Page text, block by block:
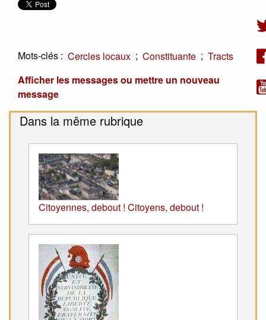
Mots-clés : Cercles locaux ; Constituante ; Tracts
Afficher les messages ou mettre un nouveau
message
Dans la même rubrique
Citoyennes, debout ! Citoyens, debout !